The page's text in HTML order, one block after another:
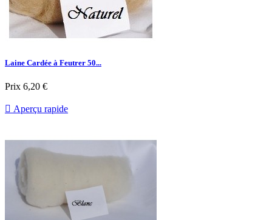
Laine Cardée à Feutrer 50...
Prix 6,20 €
 Aperçu rapide